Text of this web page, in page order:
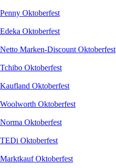
Penny Oktoberfest
Edeka Oktoberfest
Netto Marken-Discount Oktoberfest
Tchibo Oktoberfest
Kaufland Oktoberfest
Woolworth Oktoberfest
Norma Oktoberfest
TEDi Oktoberfest
Marktkauf Oktoberfest